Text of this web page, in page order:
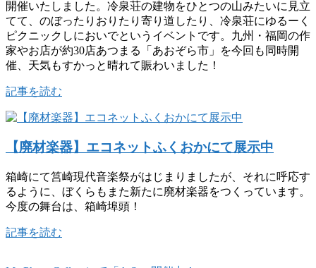
開催いたしました。冷泉荘の建物をひとつの山みたいに見立
てて、のぼったりおりたり寄り道したり、冷泉荘にゆるーく
ピクニックしにおいでというイベントです。九州・福岡の作
家やお店が約30店あつまる「あおぞら市」を今回も同時開
催、天気もすかっと晴れて賑わいました！
記事を読む
【廃材楽器】エコネットふくおかにて展示中
箱崎にて筥崎現代音楽祭がはじまりましたが、それに呼応す
るように、ぼくらもまた新たに廃材楽器をつくっています。
今度の舞台は、箱崎埠頭！
記事を読む